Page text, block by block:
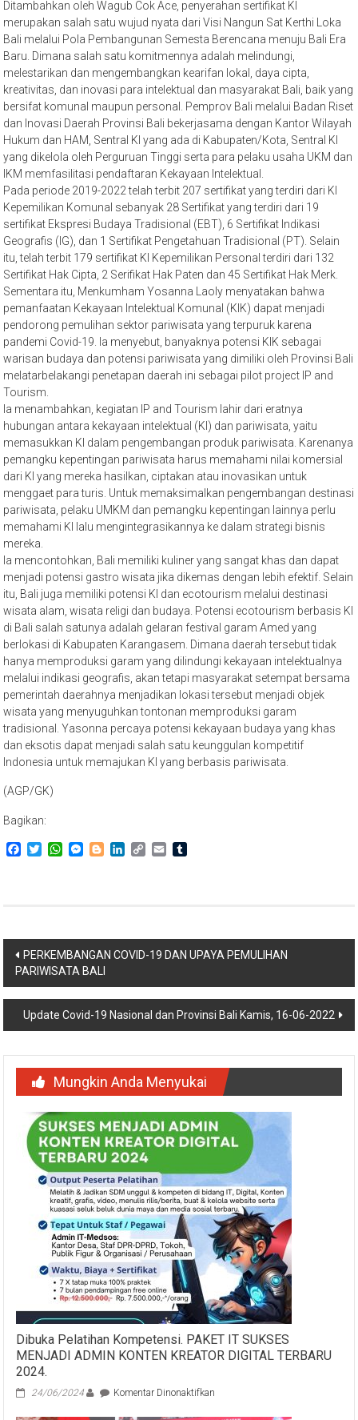
Ditambahkan oleh Wagub Cok Ace, penyerahan sertifikat KI
merupakan salah satu wujud nyata dari Visi Nangun Sat Kerthi Loka
Bali melalui Pola Pembangunan Semesta Berencana menuju Bali Era
Baru. Dimana salah satu komitmennya adalah melindungi,
melestarikan dan mengembangkan kearifan lokal, daya cipta,
kreativitas, dan inovasi para intelektual dan masyarakat Bali, baik yang
bersifat komunal maupun personal. Pemprov Bali melalui Badan Riset
dan Inovasi Daerah Provinsi Bali bekerjasama dengan Kantor Wilayah
Hukum dan HAM, Sentral KI yang ada di Kabupaten/Kota, Sentral KI
yang dikelola oleh Perguruan Tinggi serta para pelaku usaha UKM dan
IKM memfasilitasi pendaftaran Kekayaan Intelektual.
Pada periode 2019-2022 telah terbit 207 sertifikat yang terdiri dari KI
Kepemilikan Komunal sebanyak 28 Sertifikat yang terdiri dari 19
sertifikat Ekspresi Budaya Tradisional (EBT), 6 Sertifikat Indikasi
Geografis (IG), dan 1 Sertifikat Pengetahuan Tradisional (PT). Selain
itu, telah terbit 179 sertifikat KI Kepemilikan Personal terdiri dari 132
Sertifikat Hak Cipta, 2 Serifikat Hak Paten dan 45 Sertifikat Hak Merk.
Sementara itu, Menkumham Yosanna Laoly menyatakan bahwa
pemanfaatan Kekayaan Intelektual Komunal (KIK) dapat menjadi
pendorong pemulihan sektor pariwisata yang terpuruk karena
pandemi Covid-19. Ia menyebut, banyaknya potensi KIK sebagai
warisan budaya dan potensi pariwisata yang dimiliki oleh Provinsi Bali
melatarbelakangi penetapan daerah ini sebagai pilot project IP and
Tourism.
Ia menambahkan, kegiatan IP and Tourism lahir dari eratnya
hubungan antara kekayaan intelektual (KI) dan pariwisata, yaitu
memasukkan KI dalam pengembangan produk pariwisata. Karenanya
pemangku kepentingan pariwisata harus memahami nilai komersial
dari KI yang mereka hasilkan, ciptakan atau inovasikan untuk
menggaet para turis. Untuk memaksimalkan pengembangan destinasi
pariwisata, pelaku UMKM dan pemangku kepentingan lainnya perlu
memahami KI lalu mengintegrasikannya ke dalam strategi bisnis
mereka.
Ia mencontohkan, Bali memiliki kuliner yang sangat khas dan dapat
menjadi potensi gastro wisata jika dikemas dengan lebih efektif. Selain
itu, Bali juga memiliki potensi KI dan ecotourism melalui destinasi
wisata alam, wisata religi dan budaya. Potensi ecotourism berbasis KI
di Bali salah satunya adalah gelaran festival garam Amed yang
berlokasi di Kabupaten Karangasem. Dimana daerah tersebut tidak
hanya memproduksi garam yang dilindungi kekayaan intelektualnya
melalui indikasi geografis, akan tetapi masyarakat setempat bersama
pemerintah daerahnya menjadikan lokasi tersebut menjadi objek
wisata yang menyuguhkan tontonan memproduksi garam
tradisional. Yasonna percaya potensi kekayaan budaya yang khas
dan eksotis dapat menjadi salah satu keunggulan kompetitif
Indonesia untuk memajukan KI yang berbasis pariwisata.
(AGP/GK)
Bagikan:
Facebook
TwitterWhatsApp
Messenger
BloggerLinkedIn
CopyEmail
Navigasi
pos
PERKEMBANGAN COVID-19 DAN UPAYA PEMULIHAN
PARIWISATA BALI
Update Covid-19 Nasional dan Provinsi Bali Kamis, 16-06-2022
Mungkin Anda Menyukai
Dibuka Pelatihan Kompetensi. PAKET IT SUKSES
MENJADI ADMIN KONTEN KREATOR DIGITAL TERBARU
2024.
24/06/2024 Komentar Dinonaktifkan